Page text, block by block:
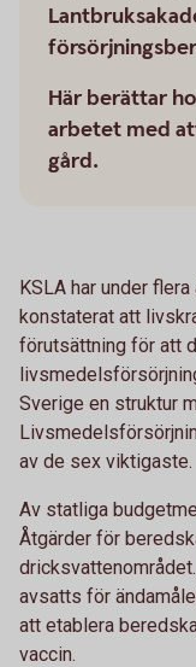
Här berättar
arbetet med
gård.
KSLA har under
konstaterat att
förutsättning för att
Sverige en struktur
av de sex viktigaste.
Av statliga
Åtgärder för
avsatts för
att etablera
vaccin.